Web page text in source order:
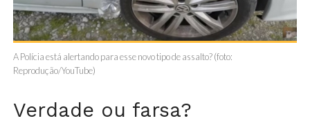
A Polícia está alertando para esse novo tipo de assalto? (foto:
Reprodução/YouTube)
Verdade ou farsa?